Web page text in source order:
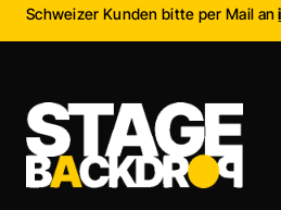
Schweizer Kunden bitte per Mail an